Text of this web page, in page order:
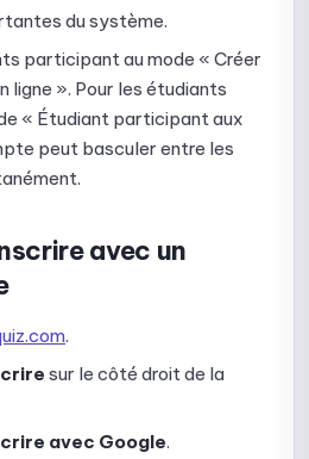
les statistiques d'examen
quiz
des examens
du système.
participant au mode « Créer
ligne ». Pour les étudiants
« Étudiant participant aux
peut basculer entre les
avec un
.
sur le côté droit de la
avec Google.